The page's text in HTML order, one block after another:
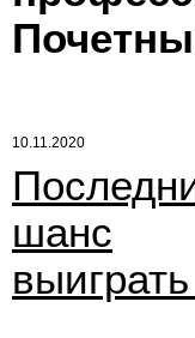
10.11.2020
шанс